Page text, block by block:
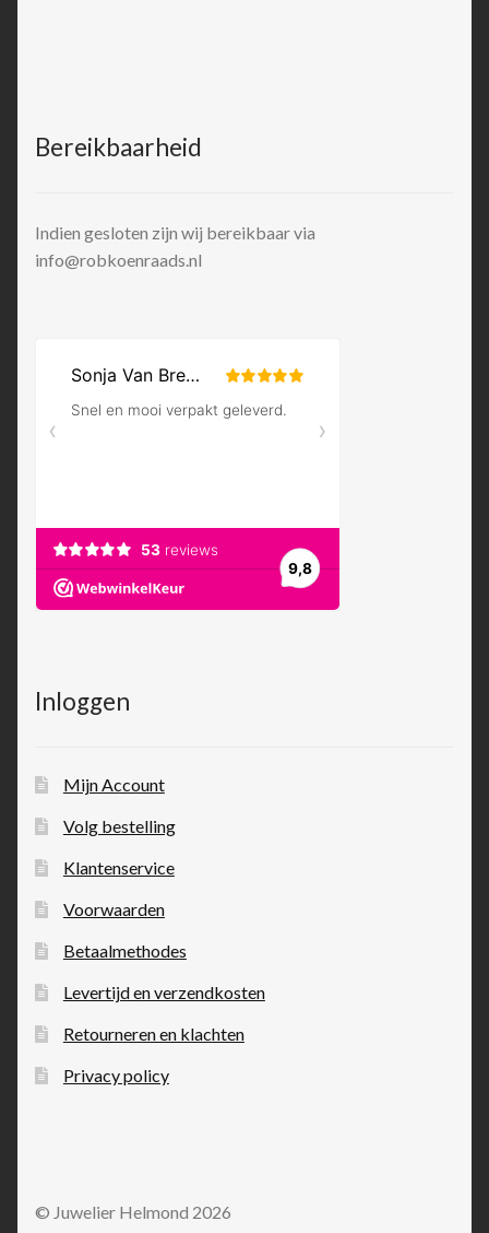
Bereikbaarheid
Indien gesloten zijn wij bereikbaar via
info@robkoenraads.nl
Inloggen
Mijn Account
Volg bestelling
Klantenservice
Voorwaarden
Betaalmethodes
Levertijd en verzendkosten
Retourneren en klachten
Privacy policy
© Juwelier Helmond 2026